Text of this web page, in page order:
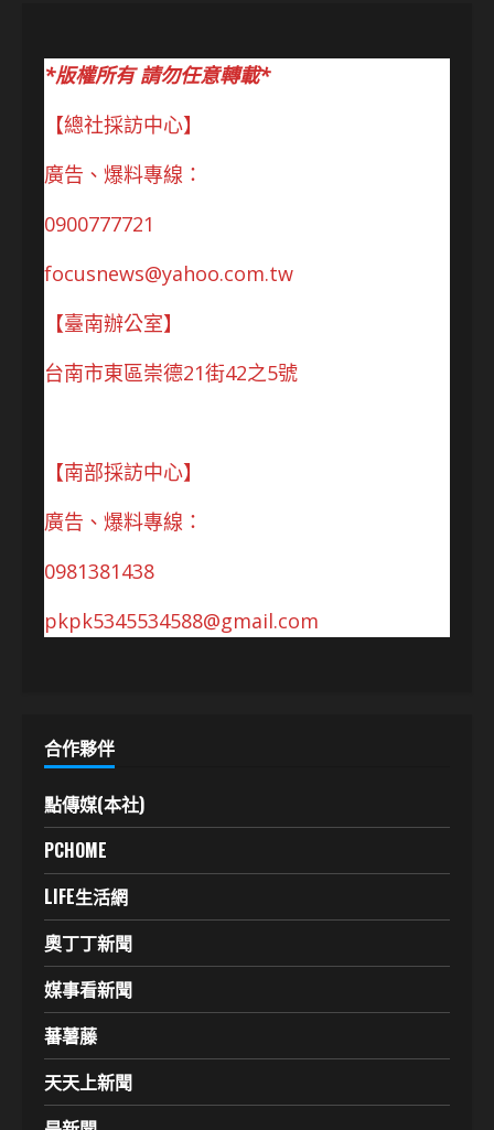
*版權所有 請勿任意轉載*
【總社採訪中心】
廣告、爆料專線：
0900777721
focusnews@yahoo.com.tw
【臺南辦公室】
台南市東區崇德21街42之5號
【南部採訪中心】
廣告、爆料專線：
0981381438
pkpk5345534588@gmail.com
合作夥伴
點傳媒(本社)
PCHOME
LIFE生活網
奧丁丁新聞
媒事看新聞
蕃薯藤
天天上新聞